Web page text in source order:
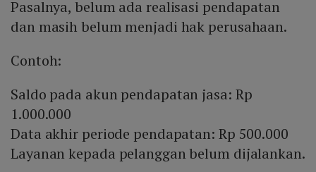
Pasalnya, belum ada realisasi pendapatan
dan masih belum menjadi hak perusahaan.
Contoh:
Saldo pada akun pendapatan jasa: Rp
1.000.000
Data akhir periode pendapatan: Rp 500.000
Layanan kepada pelanggan belum dijalankan.